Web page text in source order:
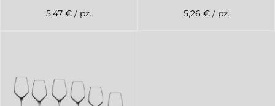
5,47 € / pz.
5,26 € / pz.